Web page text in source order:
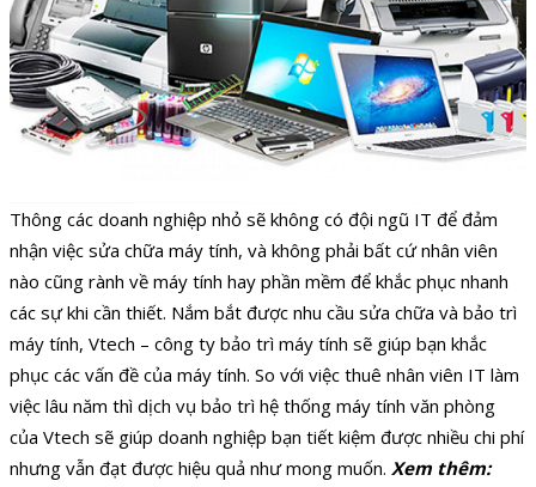
Thông các doanh nghiệp nhỏ sẽ không có đội ngũ IT để đảm
nhận việc sửa chữa máy tính, và không phải bất cứ nhân viên
nào cũng rành về máy tính hay phần mềm để khắc phục nhanh
các sự khi cần thiết. Nắm bắt được nhu cầu sửa chữa và bảo trì
máy tính, Vtech – công ty bảo trì máy tính sẽ giúp bạn khắc
phục các vấn đề của máy tính. So với việc thuê nhân viên IT làm
việc lâu năm thì dịch vụ bảo trì hệ thống máy tính văn phòng
của Vtech sẽ giúp doanh nghiệp bạn tiết kiệm được nhiều chi phí
nhưng vẫn đạt được hiệu quả như mong muốn. Xem thêm: